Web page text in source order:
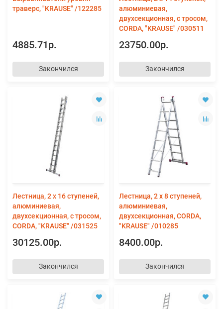
траверс, "KRAUSE" /122285
4885.71р.
Закончился
алюминиевая,
двухсекционная, с тросом,
CORDA, "KRAUSE" /030511
23750.00р.
Закончился
Лестница, 2 х 16 ступеней,
алюминиевая,
двухсекционная, с тросом,
CORDA, "KRAUSE" /031525
30125.00р.
Закончился
Лестница, 2 х 8 ступеней,
алюминиевая,
двухсекционная, CORDA,
"KRAUSE" /010285
8400.00р.
Закончился